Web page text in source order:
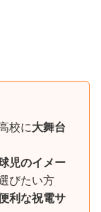
校に大舞台
児のイメー
びたい方
利な祝電サ